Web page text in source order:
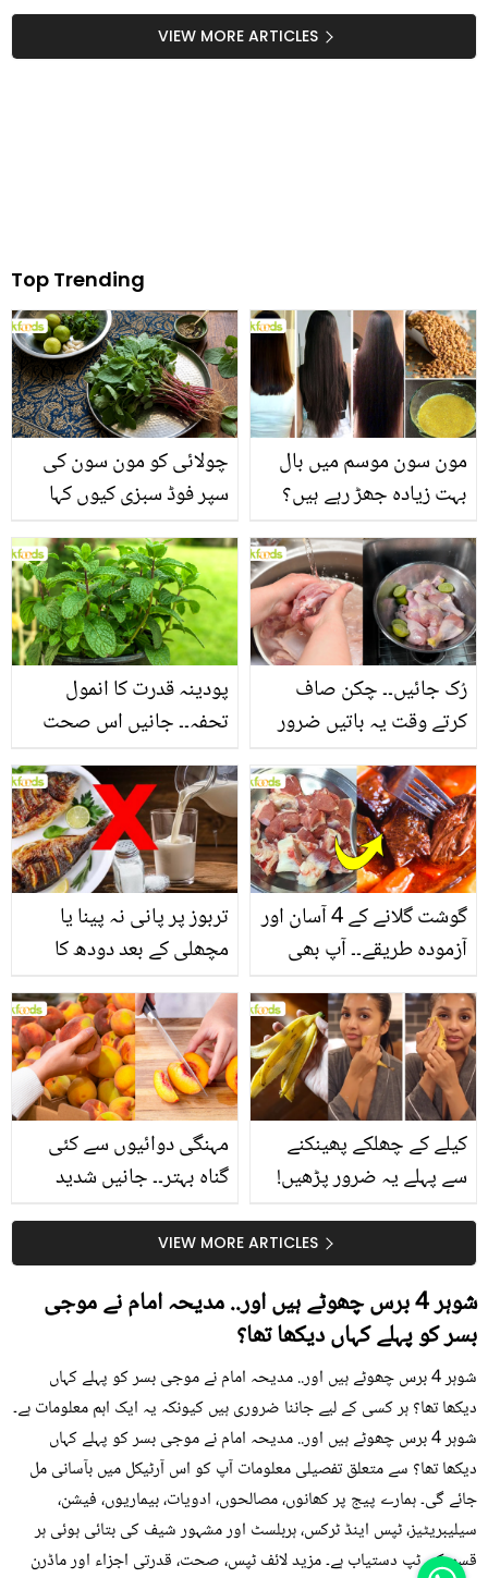
بچانا چاہتے ہیں تو یہ
طریقے استعمال کریں
VIEW MORE ARTICLES
Top Trending
چولائی کو مون سون کی
سپر فوڈ سبزی کیوں کہا
منرلز اور اینٹی آکسیڈنٹس
سے بھرپور اس سبزی کے
فائدے
مون سون موسم میں بال
بہت زیادہ جھڑ رہے ہیں؟
بنانے کے چند قدرتی طریقے
پودینہ قدرت کا انمول
تحفہ۔۔ جانیں اس صحت
انگیز طبی فوائد
رُک جائیں۔۔ چکن صاف
کرتے وقت یہ باتیں ضرور
تربوز پر پانی نہ پینا یا
مچھلی کے بعد دودھ کا
سے متعلق غلط فہمیوں کی
حقیقت کیا ہے اور افواہ
کیا؟
گوشت گلانے کے 4 آسان اور
آزمودہ طریقے۔۔ آپ بھی
بتائے راز
مہنگی دوائیوں سے کئی
گناہ بہتر۔۔ جانیں شدید
کیوں کھانا چاہیے؟
کیلے کے چھلکے پھینکنے
سے پہلے یہ ضرور پڑھیں!
سستا اور قدرتی حلVIEW MORE ARTICLES
شوہر 4 برس چھوٹے ہیں اور.. مدیحہ امام نے موجی
بسر کو پہلے کہاں دیکھا تھا؟
شوہر 4 برس چھوٹے ہیں اور.. مدیحہ امام نے موجی بسر کو پہلے کہاں
دیکھا تھا؟ ہر کسی کے لیے جاننا ضروری ہیں کیونکہ یہ ایک اہم معلومات ہے۔
شوہر 4 برس چھوٹے ہیں اور.. مدیحہ امام نے موجی بسر کو پہلے کہاں
دیکھا تھا؟ سے متعلق تفصیلی معلومات آپ کو اس آرٹیکل میں بآسانی مل
جائے گی۔ ہمارے پیج پر کھانوں، مصالحوں، ادویات، بیماریوں، فیشن،
سیلیبریٹیز، ٹپس اینڈ ٹرکس، ہربلسٹ اور مشہور شیف کی بتائی ہوئی ہر
قسم کی ٹپ دستیاب ہے۔ مزید لائف ٹپس، صحت، قدرتی اجزاء اور ماڈرن